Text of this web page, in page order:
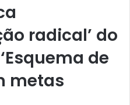
radical’ do
de
metas